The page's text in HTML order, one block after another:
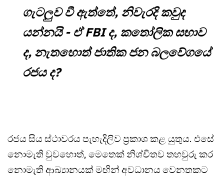
ගැටලුව වී ඇත්තේ, නිවැරදි කවුද
යන්නයි - ඒ FBI ද, කතෝලික සභාව
ද, නැතහොත් ජාතික ජන බලවේගයේ
රජය ද?
රජය සිය ස්ථාවරය පැහැදිලිව ප්‍රකාශ කළ යුතුය. එසේ
නොමැති වුවහොත්, මෙතෙක් නිශ්චිතව තහවුරු කර
නොමැති ආඛ්‍යානයක් මඟින් අවධානය වෙනතකට